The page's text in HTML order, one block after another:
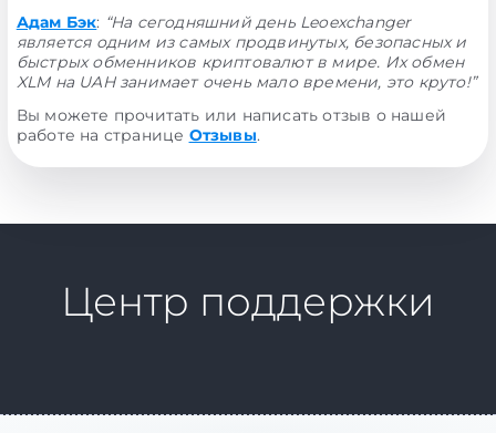
Адам Бэк: “На сегодняшний день Leoexchanger
является одним из самых продвинутых, безопасных и
быстрых обменников криптовалют в мире. Их обмен
XLM на UAH занимает очень мало времени, это круто!”
Вы можете прочитать или написать отзыв о нашей
работе на странице Отзывы.
Центр поддержки